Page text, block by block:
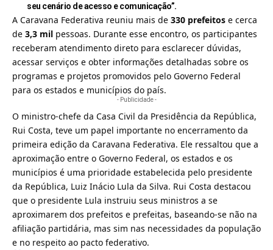
seu cenário de acesso e comunicação”.
A Caravana Federativa reuniu mais de 330 prefeitos e cerca
de 3,3 mil pessoas. Durante esse encontro, os participantes
receberam atendimento direto para esclarecer dúvidas,
acessar serviços e obter informações detalhadas sobre os
programas e projetos promovidos pelo Governo Federal
para os estados e municípios do país.
- Publicidade -
O ministro-chefe da Casa Civil da Presidência da República,
Rui Costa, teve um papel importante no encerramento da
primeira edição da Caravana Federativa. Ele ressaltou que a
aproximação entre o Governo Federal, os estados e os
municípios é uma prioridade estabelecida pelo presidente
da República, Luiz Inácio Lula da Silva. Rui Costa destacou
que o presidente Lula instruiu seus ministros a se
aproximarem dos prefeitos e prefeitas, baseando-se não na
afiliação partidária, mas sim nas necessidades da população
e no respeito ao pacto federativo.